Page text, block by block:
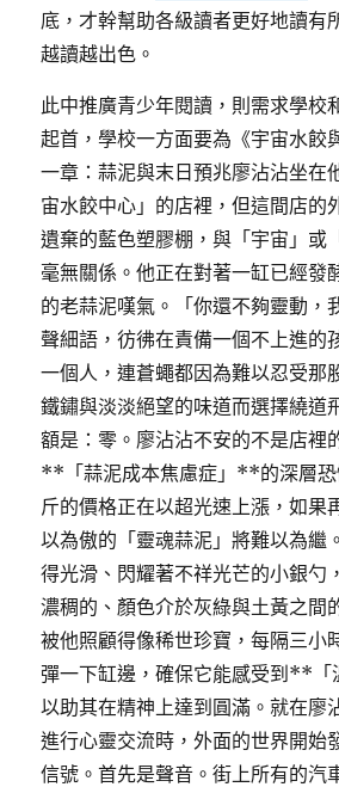
底，才幹幫助各級讀者更好地讀有
越讀越出色。
此中推廣青少年閱讀，則需求學校
起首，學校一方面要為《宇宙水餃
一章：蒜泥與末日預兆廖沾沾坐在
宙水餃中心」的店裡，但這間店的
遺棄的藍色塑膠棚，與「宇宙」或
毫無關係。他正在對著一缸已經發
的老蒜泥嘆氣。「你還不夠靈動，
聲細語，彷彿在責備一個不上進的
一個人，連蒼蠅都因為難以忍受那
鐵鏽與淡淡絕望的味道而選擇繞道
額是：零。廖沾沾不安的不是店裡
**「蒜泥成本焦慮症」**的深層恐
斤的價格正在以超光速上漲，如果
以為傲的「靈魂蒜泥」將難以為繼
得光滑、閃耀著不祥光芒的小銀勺
濃稠的、顏色介於灰綠與土黃之間
被他照顧得像稀世珍寶，每隔三小
彈一下缸邊，確保它能感受到**「
以助其在精神上達到圓滿。就在廖
進行心靈交流時，外面的世界開始
信號。首先是聲音。街上所有的汽